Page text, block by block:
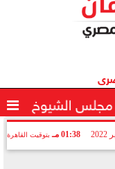
مجلس الشيوخ 
01:38 مـ بتوقيت القاهرة